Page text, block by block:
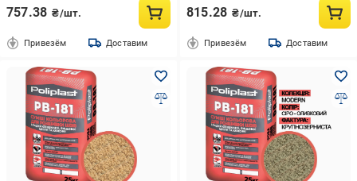
(PPUA68714MV)
757.38 ₴/шт.
Привезём Доставим
(PPUA68714MR)
815.28 ₴/шт.
Привезём Доставим